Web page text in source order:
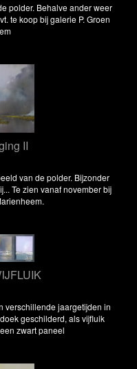
polder. Behalve ander weer
te koop bij galerie P. Groen
II
van de polder. Bijzonder
Te zien vanaf november bij
verschillende jaargetijden in
geschilderd, als vijfluik
zwart paneel